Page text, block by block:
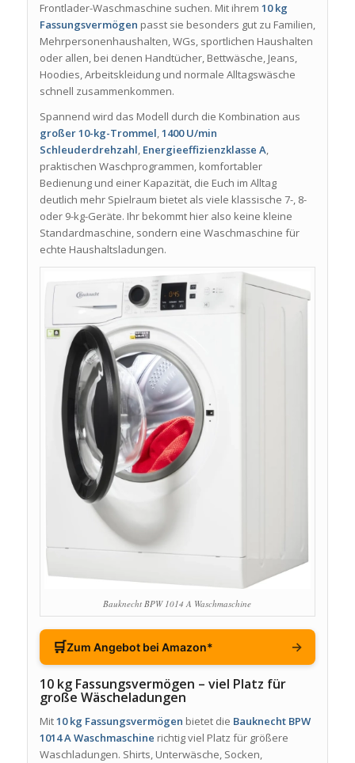
Frontlader-Waschmaschine suchen. Mit ihrem 10 kg
Fassungsvermögen passt sie besonders gut zu Familien,
Mehrpersonenhaushalten, WGs, sportlichen Haushalten
oder allen, bei denen Handtücher, Bettwäsche, Jeans,
Hoodies, Arbeitskleidung und normale Alltagswäsche
schnell zusammenkommen.
Spannend wird das Modell durch die Kombination aus
großer 10-kg-Trommel,1400 U/min
Schleuderdrehzahl, Energieeffizienzklasse A,
praktischen Waschprogrammen, komfortabler
Bedienung und einer Kapazität, die Euch im Alltag
deutlich mehr Spielraum bietet als viele klassische 7-, 8-
oder 9-kg-Geräte. Ihr bekommt hier also keine kleine
Standardmaschine, sondern eine Waschmaschine für
echte Haushaltsladungen.
Bauknecht BPW 1014 A Waschmaschine
🛒Zum Angebot bei Amazon* →
10 kg Fassungsvermögen – viel Platz für
große Wäscheladungen
Mit10 kg Fassungsvermögen bietet die Bauknecht BPW
1014 A Waschmaschine richtig viel Platz für größere
Waschladungen. Shirts, Unterwäsche, Socken,